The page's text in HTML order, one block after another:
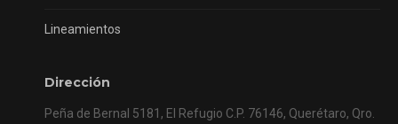
Lineamientos
Dirección
Peña de Bernal 5181, El Refugio C.P. 76146, Querétaro, Qro.